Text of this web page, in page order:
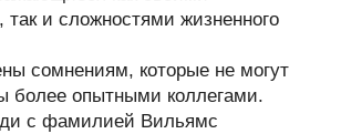
так и сложностями жизненного
сомнениям, которые не могут
более опытными коллегами.
с фамилией Вильямс